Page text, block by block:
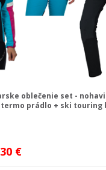
oblečenie set -
prádlo + ski touring
€